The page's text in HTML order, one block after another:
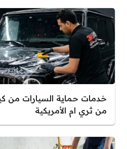
خدمات حماية السيارات من
من ثري ام الأمريكية